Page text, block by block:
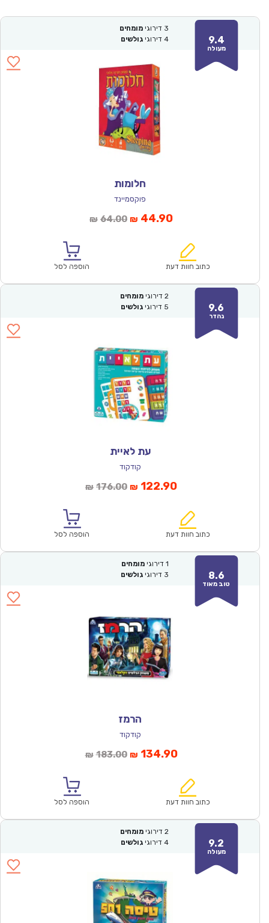
9.4
מעולה
3 דירוגי מומחים
4 דירוגי גולשים
חלומות
פוקסמיינד
₪ 64.00המחיר
₪64.00.
₪ 44.90המחיר
הוא:
כתוב חוות דעת הוספה לסל
9.6
נהדר
2 דירוגי מומחים
5 דירוגי גולשים
עת לאיית
קודקוד
₪ 176.00המחיר
₪176.00.
₪ 122.90המחיר
הוא:
כתוב חוות דעת הוספה לסל
8.6
טוב מאוד
1 דירוגי מומחים
3 דירוגי גולשים
הרמז
קודקוד
₪ 183.00המחיר
₪183.00.
₪ 134.90המחיר
הוא:
כתוב חוות דעת הוספה לסל
9.2
מעולה
2 דירוגי מומחים
4 דירוגי גולשים